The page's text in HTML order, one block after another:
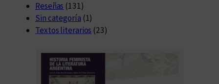
Reseñas (131)
Sin categoría (1)
Textos literarios (23)